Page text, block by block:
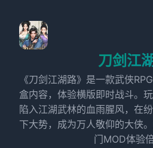
刀剑江
《刀剑江湖路》是一款武侠
盒内容，体验横版即时战斗。
陷入江湖武林的血雨腥风，在
下大势，成为万人敬仰的大侠
门MOD体验倍